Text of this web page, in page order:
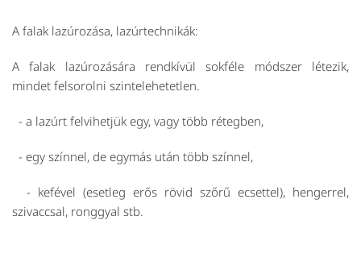
A falak lazúrozása, lazúrtechnikák:
A falak lazúrozására rendkívül sokféle módszer létezik,
mindet felsorolni szintelehetetlen.
- a lazúrt felvihetjük egy, vagy több rétegben,
- egy színnel, de egymás után több színnel,
- kefével (esetleg erős rövid szőrű ecsettel), hengerrel,
szivaccsal, ronggyal stb.